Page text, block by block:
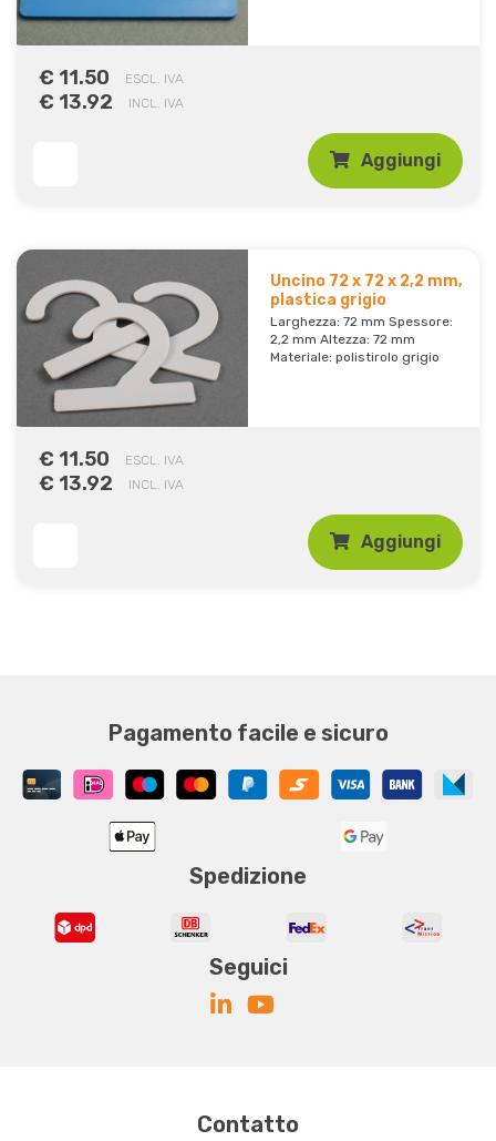
€ 11.50 ESCL. IVA
€ 13.92 INCL. IVA
Aggiungi
Uncino 72 x 72 x 2,2 mm,
plastica grigio
Larghezza: 72 mm Spessore:
2,2 mm Altezza: 72 mm
Materiale: polistirolo grigio
€ 11.50 ESCL. IVA
€ 13.92 INCL. IVA
Aggiungi
Pagamento facile e sicuro
Spedizione
Seguici
Contatto